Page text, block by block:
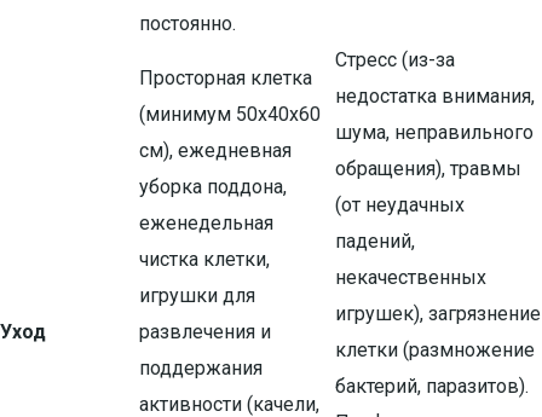
постоянно.
Уход
Просторная клетка
(минимум 50х40х60
см), ежедневная
уборка поддона,
еженедельная
чистка клетки,
игрушки для
развлечения и
поддержания
активности (качели,
Стресс (из-за
недостатка внимания,
шума, неправильного
обращения), травмы
(от неудачных
падений,
некачественных
игрушек), загрязнение
клетки (размножение
бактерий, паразитов).